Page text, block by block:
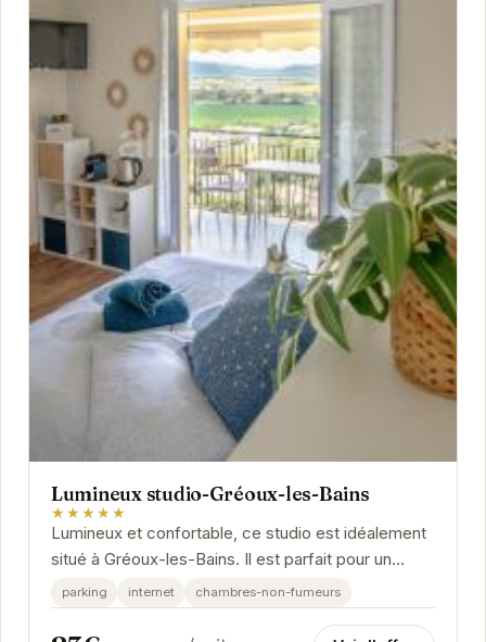
Lumineux studio-Gréoux-les-Bains
★★★★★
Lumineux et confortable, ce studio est idéalement
situé à Gréoux-les-Bains. Il est parfait pour un
séjour en couple ou en famille.
parking internet chambres-non-fumeurs